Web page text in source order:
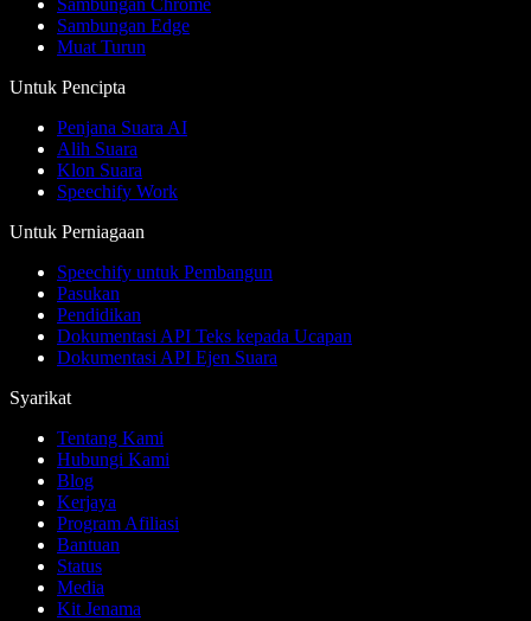
Sambungan Chrome
Sambungan Edge
Muat Turun
Untuk Pencipta
Penjana Suara AI
Alih Suara
Klon Suara
Speechify Work
Untuk Perniagaan
Speechify untuk Pembangun
Pasukan
Pendidikan
Dokumentasi API Teks kepada Ucapan
Dokumentasi API Ejen Suara
Syarikat
Tentang Kami
Hubungi Kami
Blog
Kerjaya
Program Afiliasi
Bantuan
Status
Media
Kit Jenama